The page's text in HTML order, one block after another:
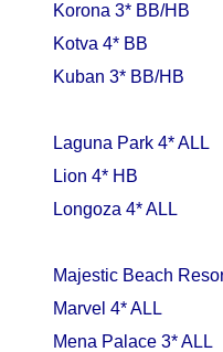
Korona 3* BB/HB
Kotva 4* BB
Kuban 3* BB/HB
Laguna Park 4* ALL
Lion 4* HB
Longoza 4* ALL
Majestic Beach
Marvel 4* ALL
Mena Palace 3* ALL